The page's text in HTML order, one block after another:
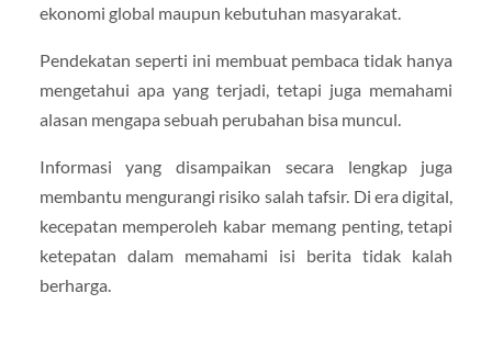
ekonomi global maupun kebutuhan masyarakat.
Pendekatan seperti ini membuat pembaca tidak hanya
mengetahui apa yang terjadi, tetapi juga memahami
alasan mengapa sebuah perubahan bisa muncul.
Informasi yang disampaikan secara lengkap juga
membantu mengurangi risiko salah tafsir. Di era digital,
kecepatan memperoleh kabar memang penting, tetapi
ketepatan dalam memahami isi berita tidak kalah
berharga.